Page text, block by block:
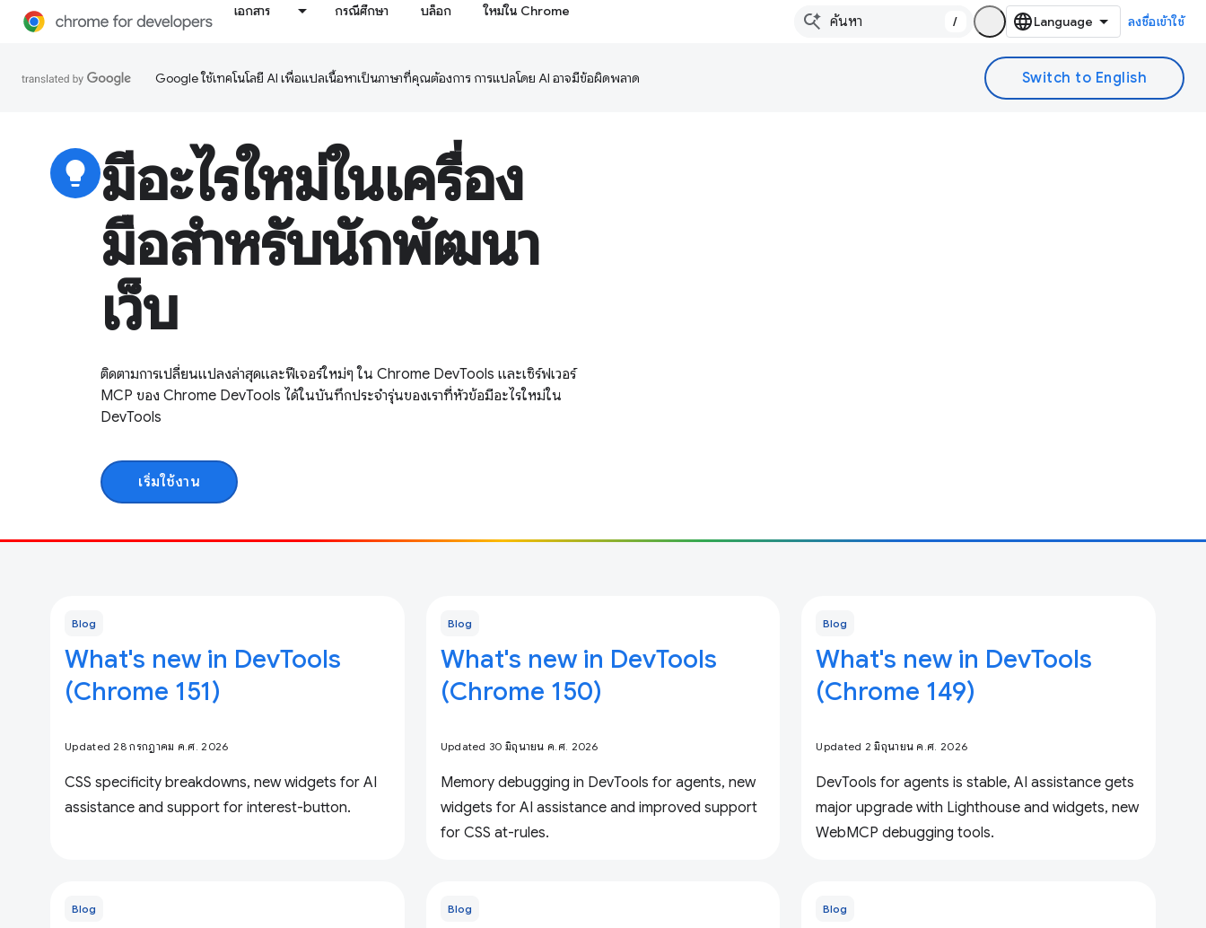
เอกสาร กรณีศึกษา บล็อก ใหม่ใน Chrome
/ ลงชื่อเข้าใช้
Google ใช้เทคโนโลยี AI เพื่อแปลเนื้อหาเป็นภาษาที่คุณต้องการ การแปลโดย AI อาจมีข้อผิดพลาด
lightbulb มีอะไรใหม่ในเครื่อง
มือสำหรับนักพัฒนา
เว็บ
ติดตามการเปลี่ยนแปลงล่าสุดและฟีเจอร์ใหม่ๆ ใน Chrome DevTools และเซิร์ฟเวอร์
MCP ของ Chrome DevTools ได้ในบันทึกประจำรุ่นของเราที่หัวข้อมีอะไรใหม่ใน
DevTools
เริ่มใช้งาน
Blog
What's new in DevTools
(Chrome 151)
Updated 28 กรกฎาคม ค.ศ. 2026
CSS specificity breakdowns, new widgets for AI
assistance and support for interest-button.
Blog
What's new in DevTools
(Chrome 150)
Updated 30 มิถุนายน ค.ศ. 2026
Memory debugging in DevTools for agents, new
widgets for AI assistance and improved support
for CSS at-rules.
Blog
What's new in DevTools
(Chrome 149)
Updated 2 มิถุนายน ค.ศ. 2026
DevTools for agents is stable, AI assistance gets
major upgrade with Lighthouse and widgets, new
WebMCP debugging tools.
Blog Blog Blog